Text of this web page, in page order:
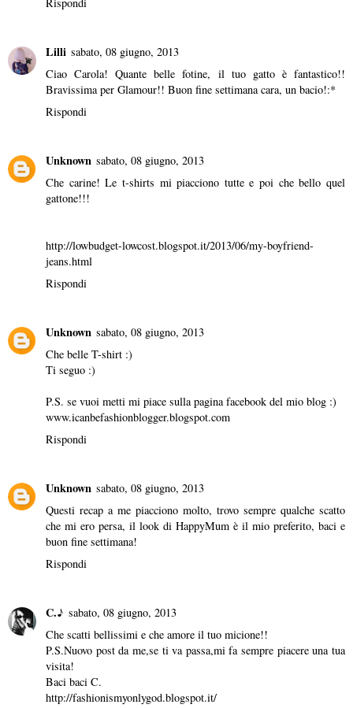
Rispondi
Lilli sabato, 08 giugno, 2013
Ciao Carola! Quante belle fotine, il tuo gatto è fantastico!!
Bravissima per Glamour!! Buon fine settimana cara, un bacio!:*
Rispondi
Unknown sabato, 08 giugno, 2013
Che carine! Le t-shirts mi piacciono tutte e poi che bello quel
gattone!!!
http://lowbudget-lowcost.blogspot.it/2013/06/my-boyfriend-
jeans.html
Rispondi
Unknown sabato, 08 giugno, 2013
Che belle T-shirt :)
Ti seguo :)
P.S. se vuoi metti mi piace sulla pagina facebook del mio blog :)
www.icanbefashionblogger.blogspot.com
Rispondi
Unknown sabato, 08 giugno, 2013
Questi recap a me piacciono molto, trovo sempre qualche scatto
che mi ero persa, il look di HappyMum è il mio preferito, baci e
buon fine settimana!
Rispondi
C.♪ sabato, 08 giugno, 2013
Che scatti bellissimi e che amore il tuo micione!!
P.S.Nuovo post da me,se ti va passa,mi fa sempre piacere una tua
visita!
Baci baci C.
http://fashionismyonlygod.blogspot.it/